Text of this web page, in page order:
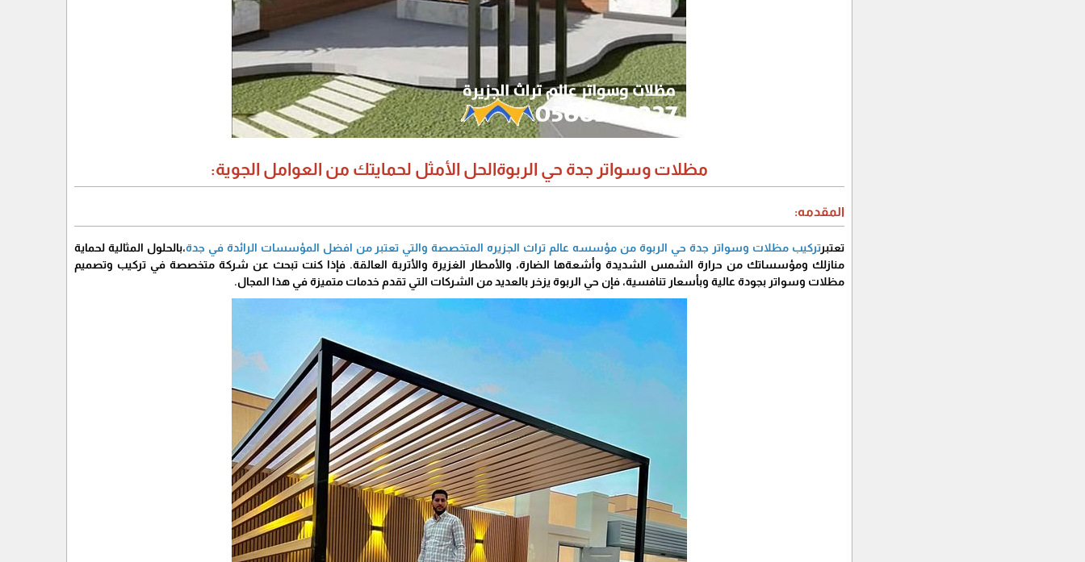
مظلات وسواتر جدة حي الربوةالحل الأمثل لحمايتك من العوامل الجوية:
المقدمه:
تعتبرتركيب مظلات وسواتر جدة حي الربوة من مؤسسه عالم تراث الجزيره المتخصصة والتي تعتبر من افضل المؤسسات الرائدة في جدة،بالحلول المثالية لحماية
منازلك ومؤسساتك من حرارة الشمس الشديدة وأشعةها الضارة، والأمطار الغزيرة والأتربة العالقة. فإذا كنت تبحث عن شركة متخصصة في تركيب وتصميم
مظلات وسواتر بجودة عالية وبأسعار تنافسية، فإن حي الربوة يزخر بالعديد من الشركات التي تقدم خدمات متميزة في هذا المجال.